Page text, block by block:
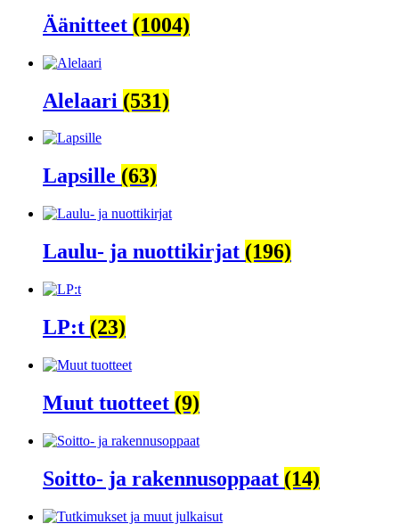
Äänitteet (1004)
Alelaari (531)
Lapsille (63)
Laulu- ja nuottikirjat (196)
LP:t (23)
Muut tuotteet (9)
Soitto- ja rakennusoppaat (14)